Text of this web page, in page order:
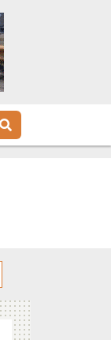
de una